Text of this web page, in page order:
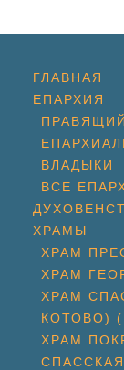
ГЛАВНАЯ
ЕПАРХИЯ
ВЛАДЫКИ
ВСЕ
ХРАМЫ
ХРАМ
ХРАМ
ХРАМ
КОТОВО)
ХРАМ